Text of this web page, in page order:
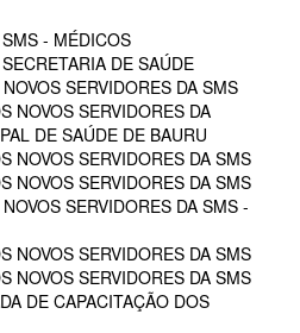
- MÉDICOS
DE SAÚDE
SERVIDORES DA SMS
NOVOS SERVIDORES DA
DE SAÚDE DE BAURU
NOVOS SERVIDORES DA SMS
NOVOS SERVIDORES DA SMS
SERVIDORES DA SMS -
NOVOS SERVIDORES DA SMS
NOVOS SERVIDORES DA SMS
DE CAPACITAÇÃO DOS